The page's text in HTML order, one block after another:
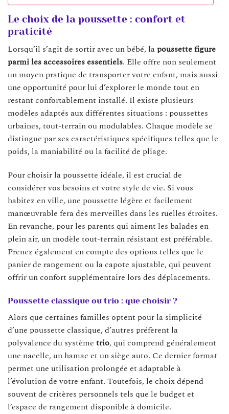
Le choix de la poussette : confort et
praticité
Lorsqu’il s’agit de sortir avec un bébé, lapoussette figure
parmi les accessoires essentiels. Elle offre non seulement
un moyen pratique de transporter votre enfant, mais aussi
une opportunité pour lui d’explorer le monde tout en
restant confortablement installé. Il existe plusieurs
modèles adaptés aux différentes situations : poussettes
urbaines, tout-terrain ou modulables. Chaque modèle se
distingue par ses caractéristiques spécifiques telles que le
poids, la maniabilité ou la facilité de pliage.
Pour choisir la poussette idéale, il est crucial de
considérer vos besoins et votre style de vie. Si vous
habitez en ville, une poussette légère et facilement
manœuvrable fera des merveilles dans les ruelles étroites.
En revanche, pour les parents qui aiment les balades en
plein air, un modèle tout-terrain résistant est préférable.
Prenez également en compte des options telles que le
panier de rangement ou la capote ajustable, qui peuvent
offrir un confort supplémentaire lors des déplacements.
Poussette classique ou trio : que choisir ?
Alors que certaines familles optent pour la simplicité
d’une poussette classique, d’autres préfèrent la
polyvalence du système trio, qui comprend généralement
une nacelle, un hamac et un siège auto. Ce dernier format
permet une utilisation prolongée et adaptable à
l’évolution de votre enfant. Toutefois, le choix dépend
souvent de critères personnels tels que le budget et
l’espace de rangement disponible à domicile.